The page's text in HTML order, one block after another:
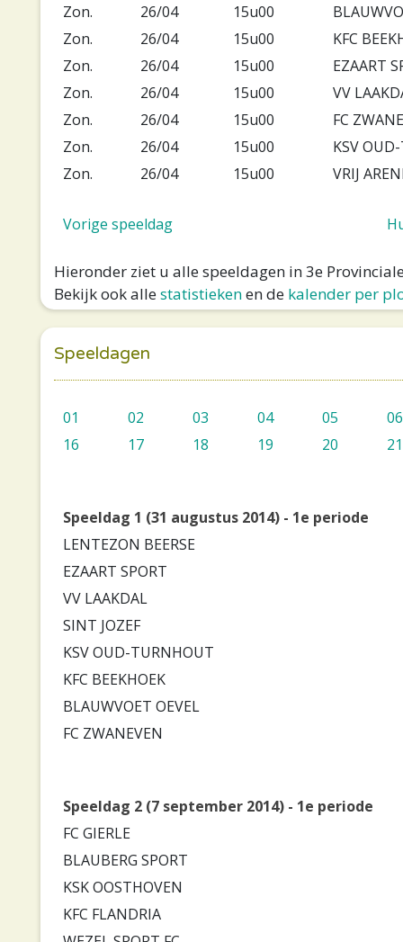
Zon.
26/04 15u00
Zon.
26/04 15u00
KFC
Zon.
26/04 15u00
EZAART
Zon.
26/04 15u00
VV
Zon.
26/04 15u00
FC
Zon.
26/04 15u00
KSV
Zon.
26/04 15u00 VRIJ
Vorige speeldag
Hieronder ziet u alle speeldagen in 3e
Bekijk ook allestatistiekenen de kalender per
Speeldagen
01 02 03 04 05
06
16
17 18 19 20 21
Speeldag 1 (31 augustus 2014) - 1e periode
LENTEZON BEERSE
EZAART SPORT
VV LAAKDAL
SINT JOZEF
KSV OUD-TURNHOUT
KFC BEEKHOEK
BLAUWVOET OEVEL
FC ZWANEVEN
Speeldag 2 (7 september 2014) - 1e periode
FC GIERLE
BLAUBERG SPORT
KSK OOSTHOVEN
KFC FLANDRIA